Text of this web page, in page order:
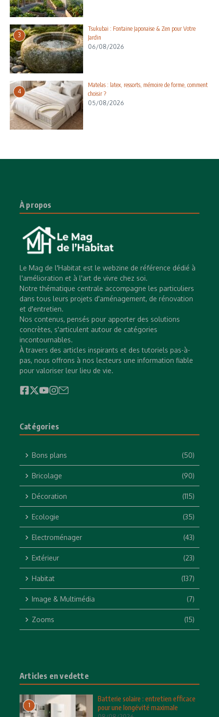
3
Tsukubai : Fontaine Japonaise & Zen pour Votre
Jardin
06/08/2026
4
Matelas : latex, ressorts, mémoire de forme, comment
choisir ?
05/08/2026
À propos
Le Mag de l'Habitat est le webzine de référence dédié à
l'amélioration et à l'art de vivre chez soi.
Notre thématique centrale accompagne les particuliers
dans tous leurs projets d'aménagement, de rénovation
et d'entretien.
Nos contenus, pensés pour apporter des solutions
concrètes, s'articulent autour de catégories
incontournables.
À travers des articles inspirants et des tutoriels pas-à-
pas, nous offrons à nos lecteurs une information fiable
pour valoriser leur lieu de vie.
Catégories
Bons plans (50)
Bricolage (90)
Décoration (115)
Ecologie (35)
Electroménager (43)
Extérieur (23)
Habitat (137)
Image & Multimédia (7)
Zooms (15)
Articles en vedette
1
Batterie solaire : entretien efficace
pour une longévité maximale